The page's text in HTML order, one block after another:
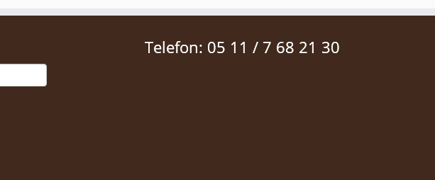
Telefon: 05 11 / 7 68 21 30